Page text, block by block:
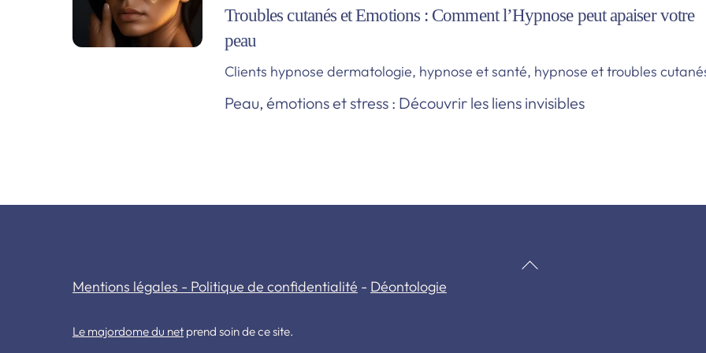
Troubles cutanés et Emotions : Comment l’Hypnose peut apaiser votre
peau
Clients hypnose dermatologie, hypnose et santé, hypnose et troubles
Peau, émotions et stress : Découvrir les liens invisibles
Back
Mentions légales - Politique de confidentialité - Déontologie
Le majordome du net prend soin de ce site.